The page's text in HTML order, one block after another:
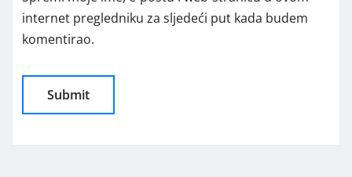
internet pregledniku za sljedeći put kada budem
komentirao.